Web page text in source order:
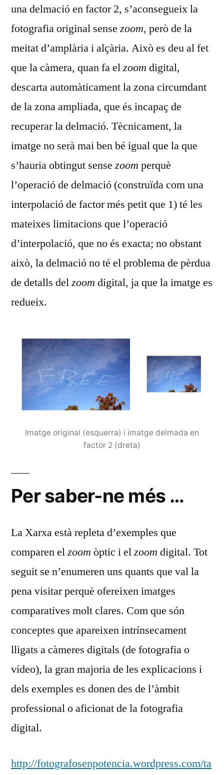
una delmació en factor 2, s’aconsegueix la
fotografia original sensezoom, però de la
meitat d’amplària i alçària. Això es deu al fet
que la càmera, quan fa elzoom digital,
descarta automàticament la zona circumdant
de la zona ampliada, que és incapaç de
recuperar la delmació. Tècnicament, la
imatge no serà mai ben bé igual que la que
s’hauria obtingut sensezoom perquè
l’operació de delmació (construïda com una
interpolació de factor més petit que 1) té les
mateixes limitacions que l’operació
d’interpolació, que no és exacta; no obstant
això, la delmació no té el problema de pèrdua
de detalls delzoom digital, ja que la imatge es
redueix.
Imatge original (esquerra) i imatge delmada en
factor 2 (dreta)
Per saber-ne més …
La Xarxa està repleta d’exemples que
comparen elzoom òptic i elzoom digital. Tot
seguit se n’enumeren uns quants que val la
pena visitar perquè ofereixen imatges
comparatives molt clares. Com que són
conceptes que apareixen intrínsecament
lligats a càmeres digitals (de fotografia o
vídeo), la gran majoria de les explicacions i
dels exemples es donen des de l’àmbit
professional o aficionat de la fotografia
digital.
http://fotografosenpotencia.wordpress.com/ta